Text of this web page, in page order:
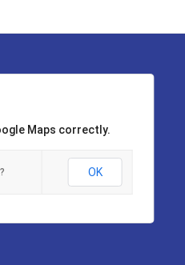
Maps correctly.
OK